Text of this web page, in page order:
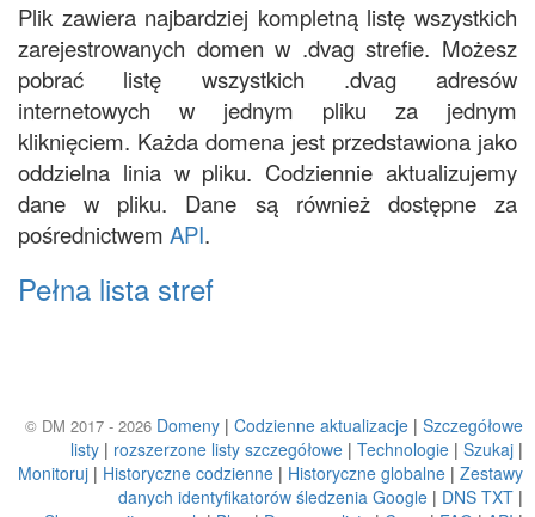
Plik zawiera najbardziej kompletną listę wszystkich
zarejestrowanych domen w .dvag strefie. Możesz
pobrać listę wszystkich .dvag adresów
internetowych w jednym pliku za jednym
kliknięciem. Każda domena jest przedstawiona jako
oddzielna linia w pliku. Codziennie aktualizujemy
dane w pliku. Dane są również dostępne za
pośrednictwem API.
Pełna lista stref
© DM 2017 - 2026 Domeny | Codzienne aktualizacje | Szczegółowe
listy | rozszerzone listy szczegółowe | Technologie | Szukaj |
Monitoruj | Historyczne codzienne | Historyczne globalne | Zestawy
danych identyfikatorów śledzenia Google | DNS TXT |